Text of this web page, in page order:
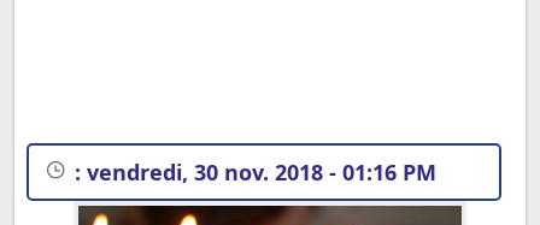
: vendredi, 30 nov. 2018 - 01:16 PM